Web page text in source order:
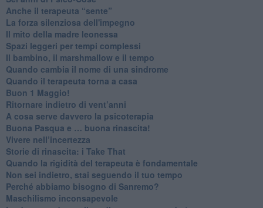
​Anche il terapeuta “sente”
​La forza silenziosa dell'impegno
​Il mito della madre leonessa
Spazi leggeri per tempi complessi
Il bambino, il marshmallow e il tempo
​Quando cambia il nome di una sindrome
​Quando il terapeuta torna a casa
​Buon 1 Maggio!
Ritornare indietro di vent’anni
​A cosa serve davvero la psicoterapia
​Buona Pasqua e … buona rinascita!
​Vivere nell’incertezza
​Storie di rinascita: i Take That
​Quando la rigidità del terapeuta è fondamentale
​Non sei indietro, stai seguendo il tuo tempo
​Perché abbiamo bisogno di Sanremo?
​Maschilismo inconsapevole